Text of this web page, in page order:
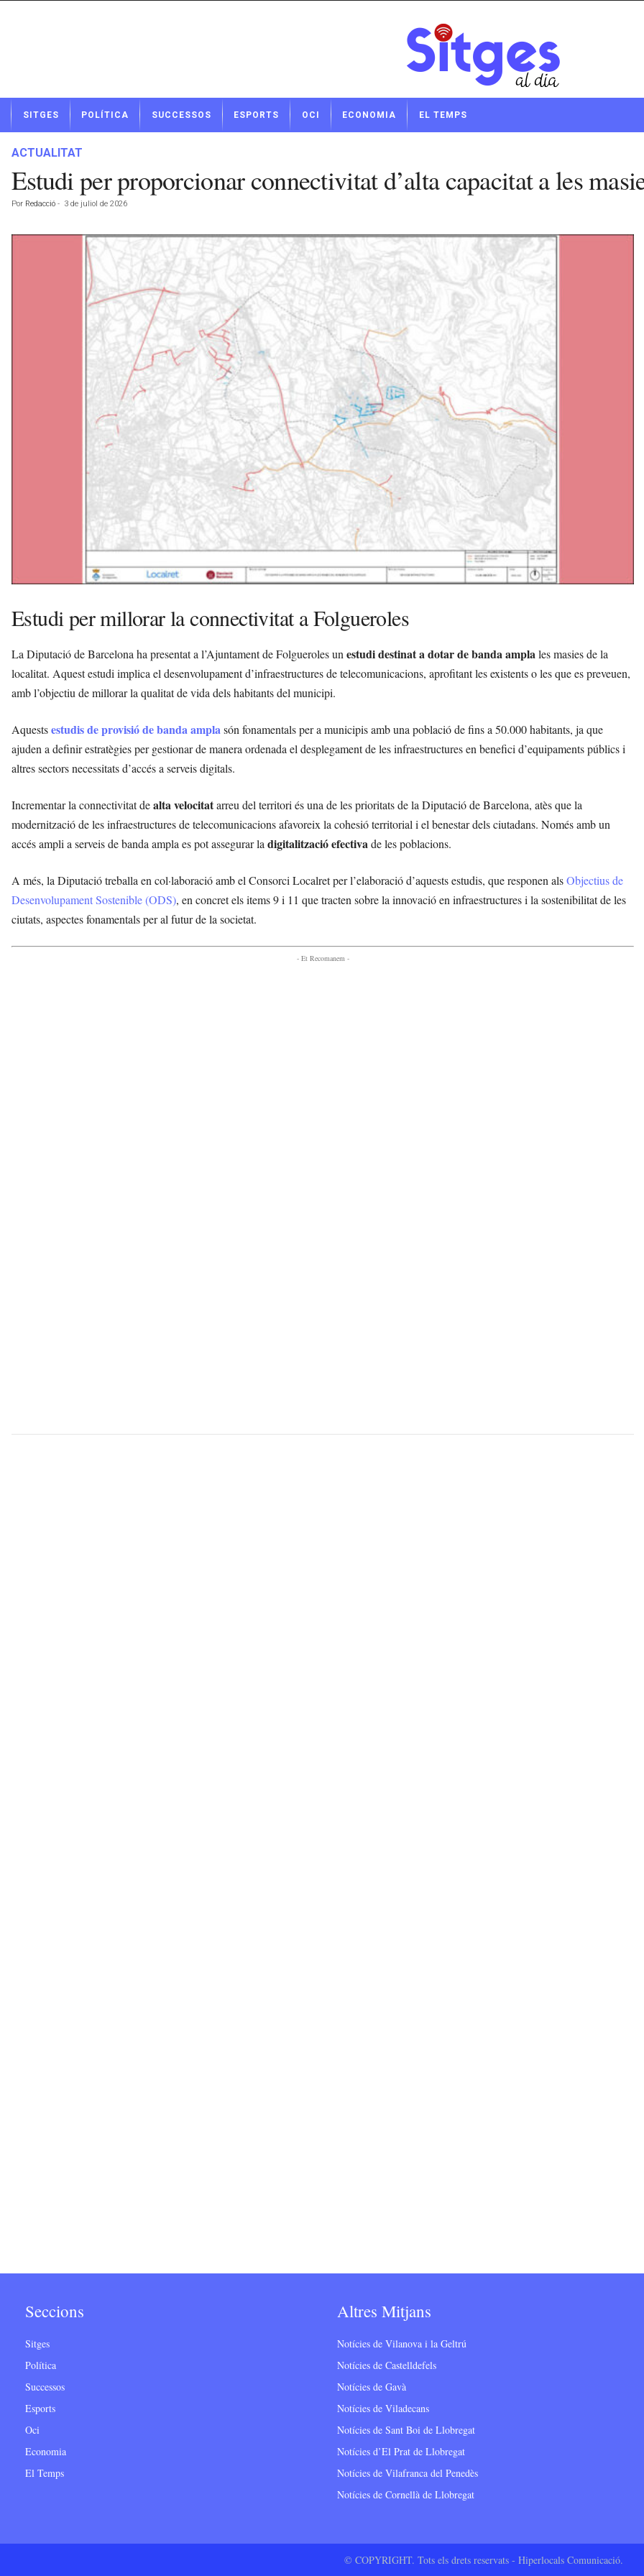
t
SITGES POLÍTICA SUCCESSOS ESPORTS OCI ECONOMIA EL TEMPS
ACTUALITAT
Estudi per proporcionar connectivitat d’alta capacitat a les
Por Redacció - 3 de juliol de 2026
Estudi per millorar la connectivitat a Folgueroles
La Diputació de Barcelona ha presentat a l’Ajuntament de Folgueroles unestudi destinat a dotar de banda amplales masies de la
localitat. Aquest estudi implica el desenvolupament d’infraestructures de telecomunicacions, aprofitant les existents o les que es preveuen,
amb l’objectiu de millorar la qualitat de vida dels habitants del municipi.
Aquestsestudis de provisió de banda amplasón fonamentals per a municipis amb una població de fins a 50.000 habitants, ja que
ajuden a definir estratègies per gestionar de manera ordenada el desplegament de les infraestructures en benefici d’equipaments públics i
altres sectors necessitats d’accés a serveis digitals.
Incrementar la connectivitat dealta velocitatarreu del territori és una de les prioritats de la Diputació de Barcelona, atès que la
modernització de les infraestructures de telecomunicacions afavoreix la cohesió territorial i el benestar dels ciutadans. Només amb un
accés ampli a serveis de banda ampla es pot assegurar ladigitalització efectivade les poblacions.
A més, la Diputació treballa en col·laboració amb el Consorci Localret per l’elaboració d’aquests estudis, que responen alsObjectius de
Desenvolupament Sostenible (ODS), en concret els items 9 i 11 que tracten sobre la innovació en infraestructures i la sostenibilitat de les
ciutats, aspectes fonamentals per al futur de la societat.
- Et Recomanem -
Seccions
Sitges
Política
Successos
Esports
Oci
Economia
El Temps
Altres Mitjans
Notícies de Vilanova i la Geltrú
Notícies de Castelldefels
Notícies de Gavà
Notícies de Viladecans
Notícies de Sant Boi de Llobregat
Notícies d’El Prat de Llobregat
Notícies de Vilafranca del Penedès
Notícies de Cornellà de Llobregat
© COPYRIGHT. Tots els drets reservats - Hiperlocals Comunicació.